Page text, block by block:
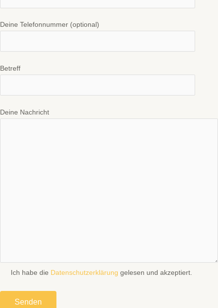
Deine Telefonnummer (optional)
Betreff
Deine Nachricht
Ich habe die Datenschutzerklärung gelesen und akzeptiert.